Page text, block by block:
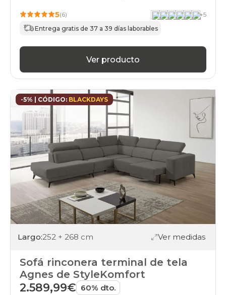
5(6) +5
Entrega gratis de 37 a 39 días laborables
Ver producto
-5% | CÓDIGO: BLACKDAYS
Largo:252 + 268 cm Ver medidas
Sofá rinconera terminal de tela
Agnes de StyleKomfort
2.589,99€ 60% dto.